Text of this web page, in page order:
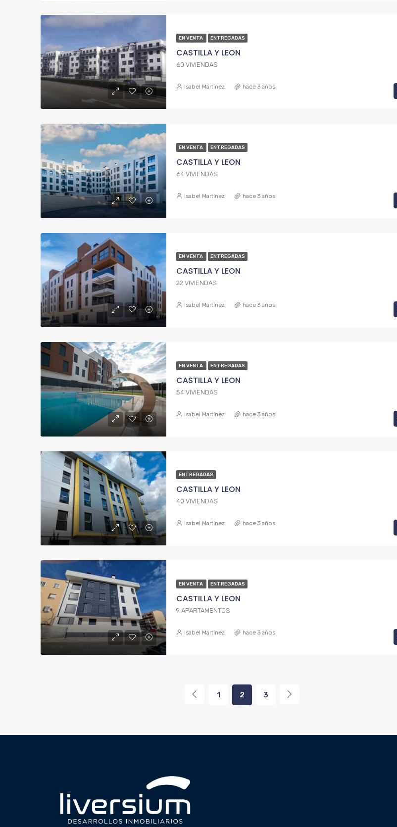
EN VENTA ENTREGADAS
CASTILLA Y LEON
60 VIVIENDAS
Isabel Martínez hace 3 años
EN VENTA ENTREGADAS
CASTILLA Y LEON
64 VIVIENDAS
Isabel Martínez hace 3 años
EN VENTA ENTREGADAS
CASTILLA Y LEON
22 VIVIENDAS
Isabel Martínez hace 3 años
EN VENTA ENTREGADAS
CASTILLA Y LEON
54 VIVIENDAS
Isabel Martínez hace 3 años
ENTREGADAS
CASTILLA Y LEON
40 VIVIENDAS
Isabel Martínez hace 3 años
EN VENTA ENTREGADAS
CASTILLA Y LEON
9 APARTAMENTOS
Isabel Martínez hace 3 años
1 2 3